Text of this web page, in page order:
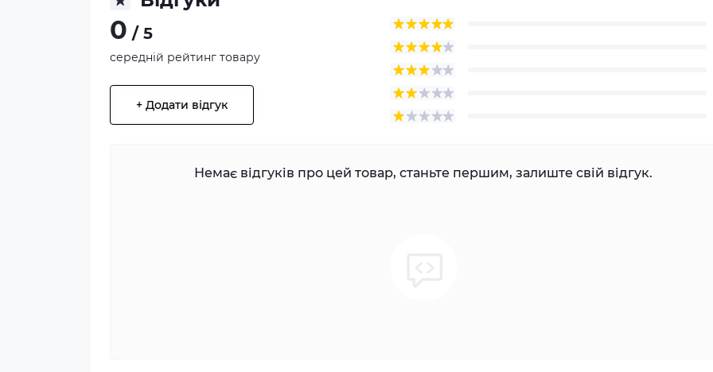
0 / 5
середній рейтинг товару
+ Додати відгук
Немає відгуків про цей товар, станьте першим, залиште свій відгук.